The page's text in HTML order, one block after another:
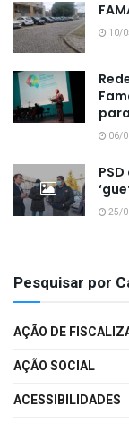
10/
06/
25/
Pesquisar por
AÇÃO DE
AÇÃO SOCIAL
ACESSIBILIDADES